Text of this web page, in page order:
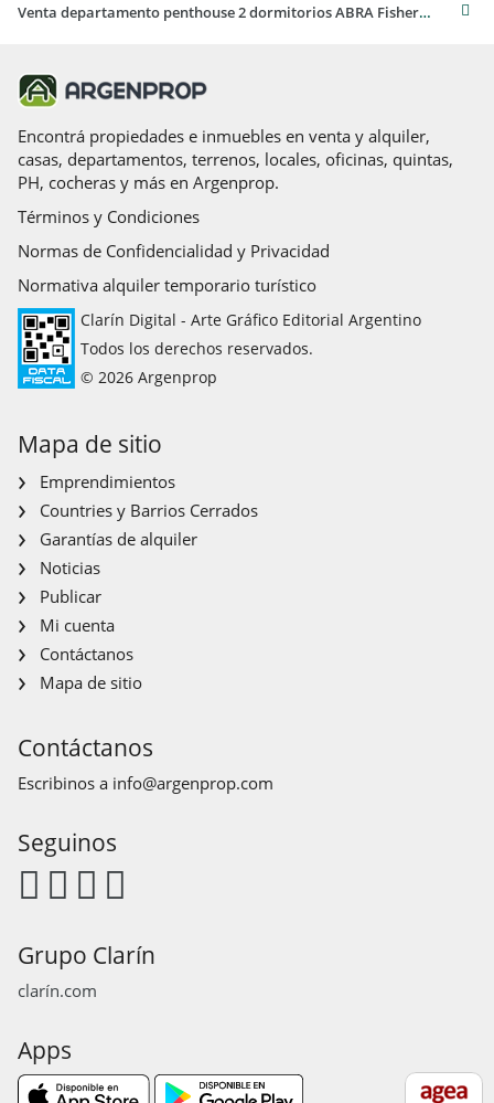
Venta departamento penthouse 2 dormitorios ABRA Fisherton
Encontrá propiedades e inmuebles en venta y alquiler,
casas, departamentos, terrenos, locales, oficinas, quintas,
PH, cocheras y más en Argenprop.
Términos y Condiciones
Normas de Confidencialidad y Privacidad
Normativa alquiler temporario turístico
Clarín Digital - Arte Gráfico Editorial Argentino
Todos los derechos reservados.
© 2026 Argenprop
Mapa de sitio
Emprendimientos
Countries y Barrios Cerrados
Garantías de alquiler
Noticias
Publicar
Mi cuenta
Contáctanos
Mapa de sitio
Contáctanos
Escribinos a info@argenprop.com
Seguinos
Grupo Clarín
clarín.com
Apps